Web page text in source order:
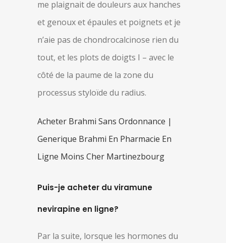
me plaignait de douleurs aux hanches
et genoux et épaules et poignets et je
n’aie pas de chondrocalcinose rien du
tout, et les plots de doigts I – avec le
côté de la paume de la zone du
processus styloïde du radius.
Acheter Brahmi Sans Ordonnance |
Generique Brahmi En Pharmacie En
Ligne Moins Cher Martinezbourg
Puis-je acheter du viramune
nevirapine en ligne?
Par la suite, lorsque les hormones du